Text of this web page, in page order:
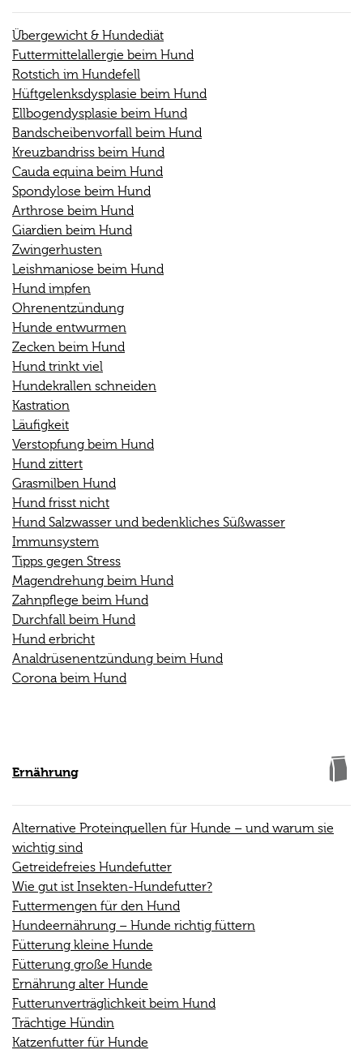
Übergewicht & Hundediät
Futtermittelallergie beim Hund
Rotstich im Hundefell
Hüftgelenksdysplasie beim Hund
Ellbogendysplasie beim Hund
Bandscheibenvorfall beim Hund
Kreuzbandriss beim Hund
Cauda equina beim Hund
Spondylose beim Hund
Arthrose beim Hund
Giardien beim Hund
Zwingerhusten
Leishmaniose beim Hund
Hund impfen
Ohrenentzündung
Hunde entwurmen
Zecken beim Hund
Hund trinkt viel
Hundekrallen schneiden
Kastration
Läufigkeit
Verstopfung beim Hund
Hund zittert
Grasmilben Hund
Hund frisst nicht
Hund Salzwasser und bedenkliches Süßwasser
Immunsystem
Tipps gegen Stress
Magendrehung beim Hund
Zahnpflege beim Hund
Durchfall beim Hund
Hund erbricht
Analdrüsenentzündung beim Hund
Corona beim Hund
Ernährung
Alternative Proteinquellen für Hunde – und warum sie
wichtig sind
Getreidefreies Hundefutter
Wie gut ist Insekten-Hundefutter?
Futtermengen für den Hund
Hundeernährung – Hunde richtig füttern
Fütterung kleine Hunde
Fütterung große Hunde
Ernährung alter Hunde
Futterunverträglichkeit beim Hund
Trächtige Hündin
Katzenfutter für Hunde